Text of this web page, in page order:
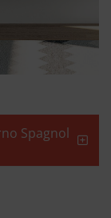
Spagnol